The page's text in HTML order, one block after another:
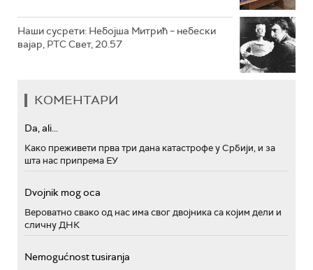
Наши сусрети: Небојша Митрић – небески
вајар, РТС Свет, 20.57
КОМЕНТАРИ
Da, ali...
Како преживети прва три дана катастрофе у Србији, и за
шта нас припрема ЕУ
Dvojnik mog oca
Вероватно свако од нас има свог двојника са којим дели и
сличну ДНК
Nemogućnost tusiranja